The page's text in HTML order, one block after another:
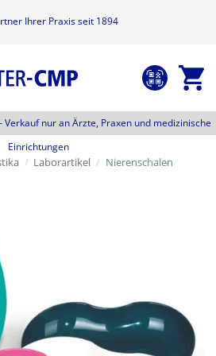
Ihrer Praxis seit 1894
Verkauf nur an Ärzte, Praxen und medizinische
Einrichtungen
/ Laborartikel / Nierenschalen